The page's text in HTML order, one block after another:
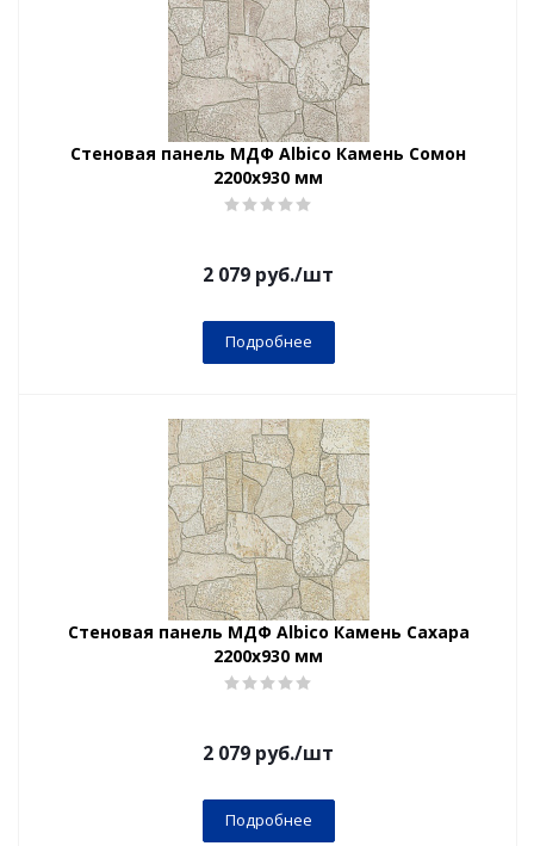
Стеновая панель МДФ Albico Камень Сомон
2200х930 мм
2 079 руб./шт
Подробнее
Стеновая панель МДФ Albico Камень Сахара
2200х930 мм
2 079 руб./шт
Подробнее